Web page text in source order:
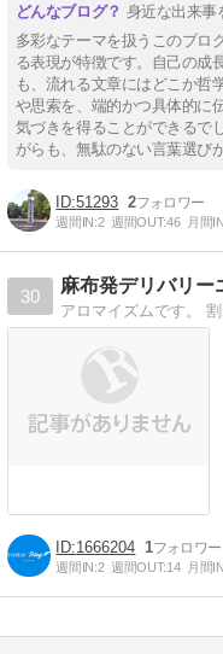
身近な出来事
多彩なテーマを扱うこのブロ
る表現が特徴です。自己の成
も、流れる文章にはどこか哲
や思索を、端的かつ具体的に
気づきを得ることができるで
がらも、無駄のない言葉選び
51293 2
週間IN:2 週間OUT:46 月間
30
麻布発デリバリー
1666204 1
週間IN:2 週間OUT:14 月間